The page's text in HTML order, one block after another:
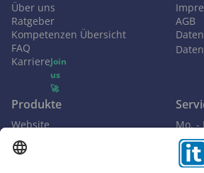
Über uns
Ratgeber
Kompetenzen Übersicht
FAQ
KarriereJoin
us
🚀
Produkte
Website
Apps
E-Commerce
Mo. -
Sa.
AGB